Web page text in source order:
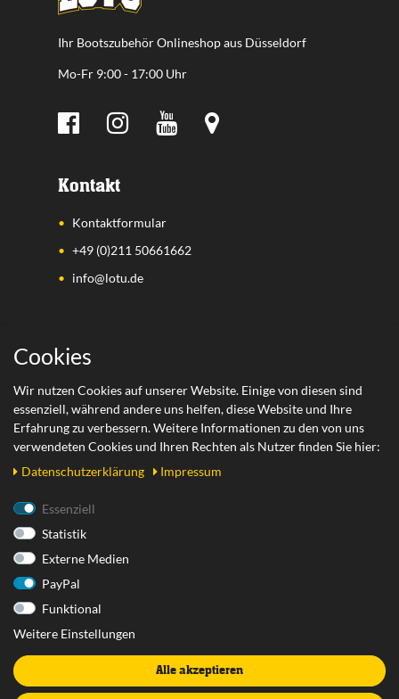
Ihr Bootszubehör Onlineshop aus Düsseldorf
Mo-Fr 9:00 - 17:00 Uhr
Kontakt
Kontaktformular
+49 (0)211 50661662
info@lotu.de
Wichtige Links
Versand
Retoure
Rechtliches
AGB
Widerrufsformular
Cookies
Wir nutzen Cookies auf unserer Website. Einige von diesen sind
essenziell, während andere uns helfen, diese Website und Ihre
Erfahrung zu verbessern. Weitere Informationen zu den von uns
verwendeten Cookies und Ihren Rechten als Nutzer finden Sie hier:
Daten­schutz­erklärung
Impressum
Essenziell
Statistik
Externe Medien
PayPal
Funktional
Weitere Einstellungen
Alle akzeptieren